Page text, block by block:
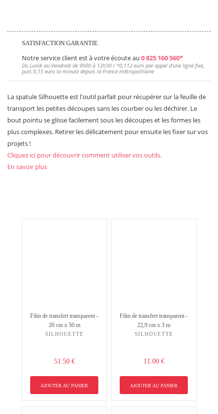
SATISFACTION GARANTIE
Notre service client est à votre écoute au 0 825 160 560*
Du Lundi au Vendredi de 9h00 à 12h30 / *0,112 euro par appel d’une ligne fixe,
puis 0,15 euro la minute depuis la France métropolitaine
La spatule Silhouette est l'outil parfait pour récupérer sur la feuille de
transport les petites découpes sans les courber ou les déchirer. Le
bout pointu se glisse facilement sous les découpes et les formes les
plus complexes. Retirer les délicatement pour ensuite les fixer sur vos
projets !
Cliquez ici pour découvrir comment utiliser vos outils.
En savoir plus
Film de transfert transparent -
20 cm x 50 m
SILHOUETTE
51.50 €
AJOUTER AU PANIER
Film de transfert transparent -
22,9 cm x 3 m
SILHOUETTE
11.00 €
AJOUTER AU PANIER